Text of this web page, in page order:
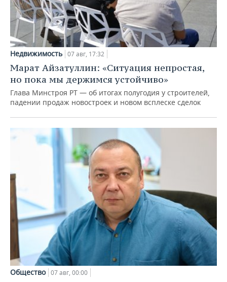
Недвижимость 07 авг, 17:32
Марат Айзатуллин: «Ситуация непростая,
но пока мы держимся устойчиво»
Глава Минстроя РТ — об итогах полугодия у строителей,
падении продаж новостроек и новом всплеске сделок
Общество 07 авг, 00:00